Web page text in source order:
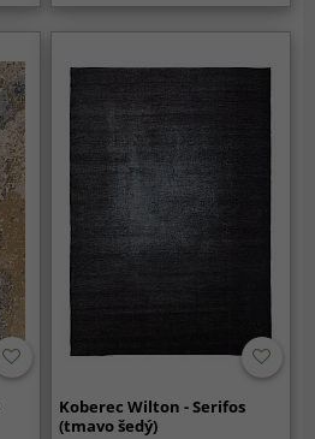
Koberec Wilton - Serifos
(tmavo šedý)